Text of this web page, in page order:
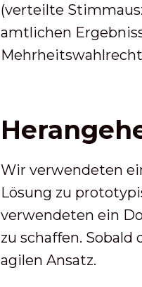
(verteilte
amtlichen
Wir verwendeten
Lösung zu
verwendeten ein
zu schaffen.
agilen Ansatz.